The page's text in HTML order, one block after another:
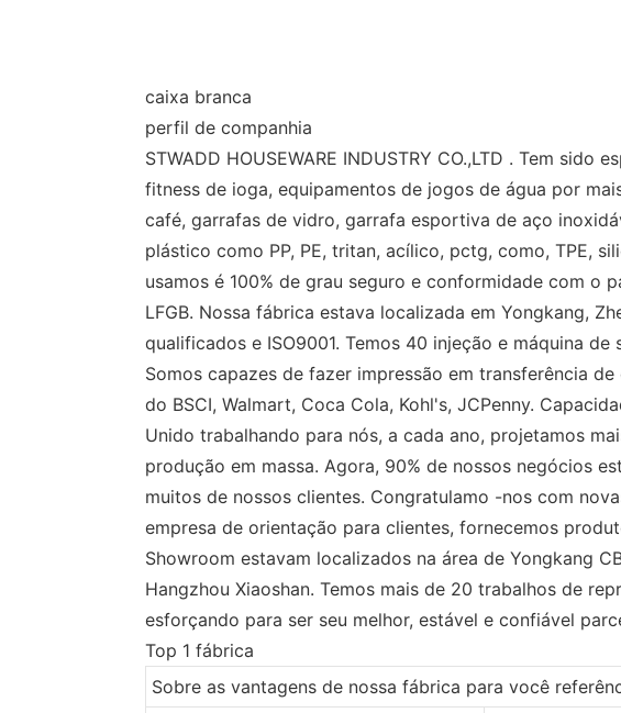
caixa branca
perfil de companhia
STWADD HOUSEWARE INDUSTRY CO.,LTD . Tem
fitness de ioga, equipamentos de jogos de água por
café, garrafas de vidro, garrafa esportiva de aço
plástico como PP, PE, tritan, acílico, pctg, como, TPE,
usamos é 100% de grau seguro e conformidade com o
LFGB. Nossa fábrica estava localizada em Yongkang,
qualificados e ISO9001. Temos 40 injeção e máquina
Somos capazes de fazer impressão em transferência
do BSCI, Walmart, Coca Cola, Kohl's, JCPenny.
Unido trabalhando para nós, a cada ano, projetamos
produção em massa. Agora, 90% de nossos negócios
muitos de nossos clientes. Congratulamo -nos com
empresa de orientação para clientes, fornecemos
Showroom estavam localizados na área de Yongkang
Hangzhou Xiaoshan. Temos mais de 20 trabalhos de
esforçando para ser seu melhor, estável e confiável
Top 1 fábrica
Sobre as vantagens de nossa fábrica para você